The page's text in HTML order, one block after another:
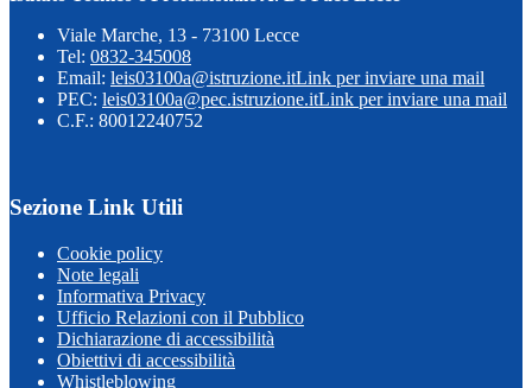
Viale Marche, 13 - 73100 Lecce
Tel: 0832-345008
Email: leis03100a@istruzione.itLink per inviare una mail
PEC: leis03100a@pec.istruzione.itLink per inviare una mail
C.F.: 80012240752
Sezione Link Utili
Cookie policy
Note legali
Informativa Privacy
Ufficio Relazioni con il Pubblico
Dichiarazione di accessibilità
Obiettivi di accessibilità
Whistleblowing